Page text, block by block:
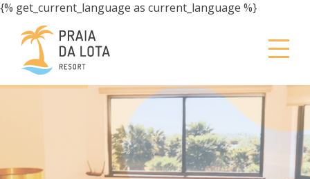
{% get_current_language as current_language %}